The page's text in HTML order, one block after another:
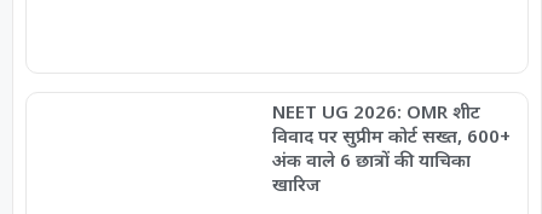
NEET UG 2026: OMR शीट
विवाद पर सुप्रीम कोर्ट सख्त, 600+
अंक वाले 6 छात्रों की याचिका
खारिज